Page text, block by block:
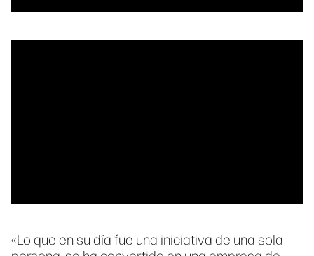
«Lo que en su día fue una iniciativa de una sola